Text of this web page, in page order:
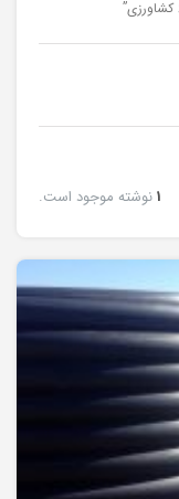
1نوشته موجود است.